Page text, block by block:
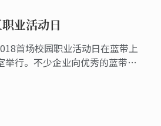
业活动日
首场校园职业活动日在蓝带上
行。不少企业向优秀的蓝带学